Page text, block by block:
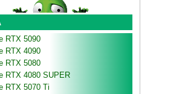
RTX 5090
RTX 4090
RTX 5080
RTX 4080 SUPER
RTX 5070 Ti